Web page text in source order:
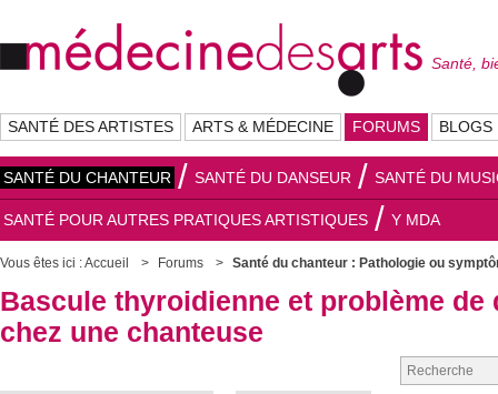
Santé,
SANTÉ DES ARTISTES ARTS & MÉDECINE FORUMS BLOGS
SANTÉ DU CHANTEUR SANTÉ DU DANSEUR SANTÉ DU
SANTÉ POUR AUTRES PRATIQUES ARTISTIQUES Y MDA
Vous êtes ici :Accueil Forums Santé du chanteur : Pathologie ou
Bascule thyroidienne et problème de
chez une chanteuse